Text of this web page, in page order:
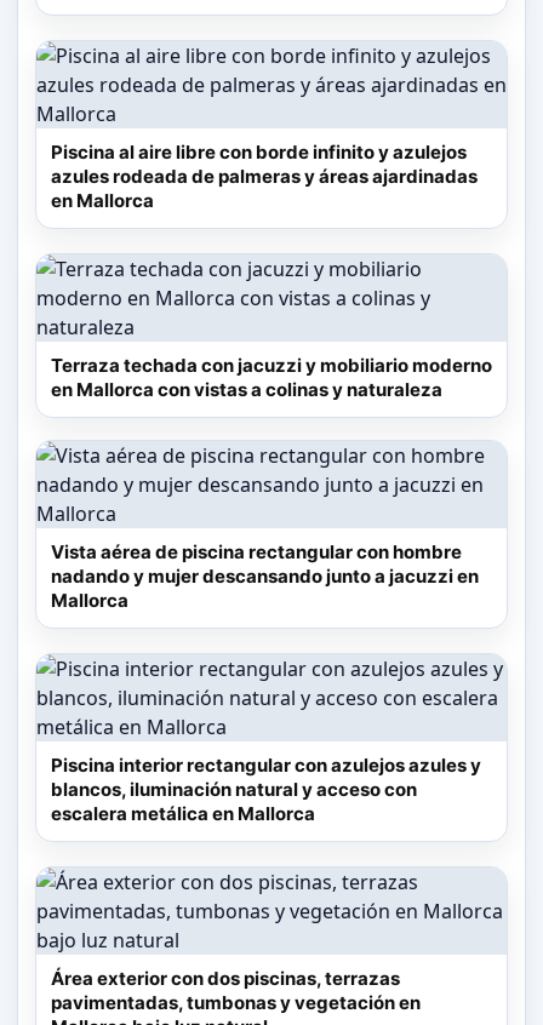
Piscina al aire libre con borde infinito y azulejos
azules rodeada de palmeras y áreas ajardinadas
en Mallorca
Terraza techada con jacuzzi y mobiliario moderno
en Mallorca con vistas a colinas y naturaleza
Vista aérea de piscina rectangular con hombre
nadando y mujer descansando junto a jacuzzi en
Mallorca
Piscina interior rectangular con azulejos azules y
blancos, iluminación natural y acceso con
escalera metálica en Mallorca
Área exterior con dos piscinas, terrazas
pavimentadas, tumbonas y vegetación en